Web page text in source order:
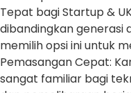
Tepat bagi Startup &
dibandingkan generasi
memilih opsi ini untuk
Pemasangan Cepat:
sangat familiar bagi